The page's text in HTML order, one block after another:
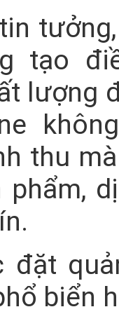
tạo
lượng
thu
phẩm,
biển